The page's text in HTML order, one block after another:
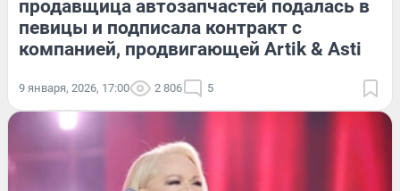
продавщица автозапчастей подалась в
певицы и подписала контракт с
компанией, продвигающей Artik & Asti
9 января, 2026, 17:00 2 806 5